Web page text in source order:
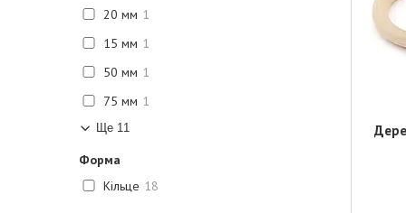
20 мм 1
15 мм 1
50 мм 1
75 мм 1
Ще 11
Форма
Кільце 18